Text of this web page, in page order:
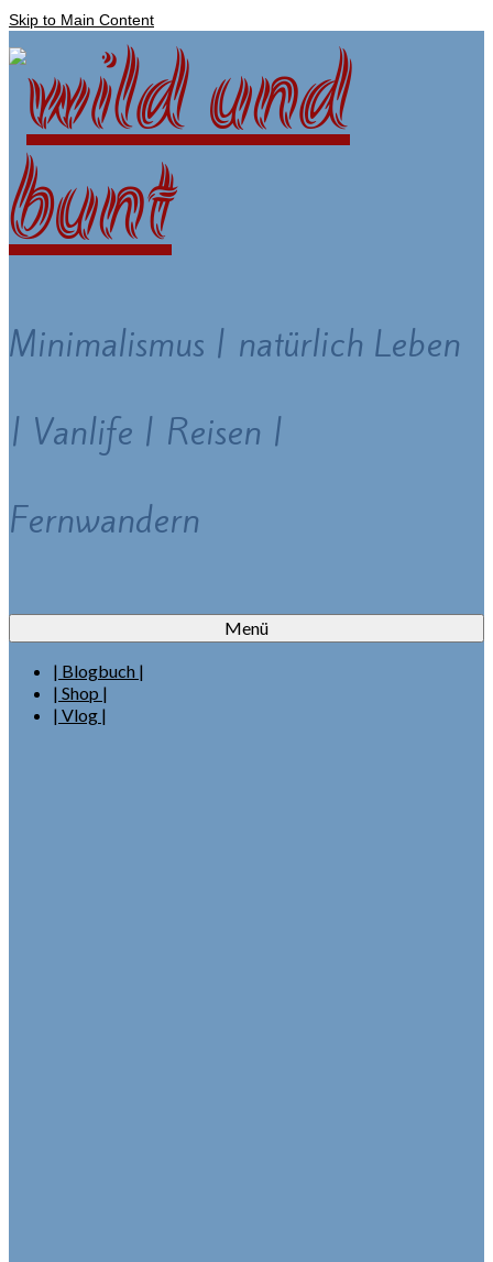
Skip to Main Content
Minimalismus | natürlich Leben
| Vanlife | Reisen |
Fernwandern
Menü
| Blogbuch |
| Shop |
| Vlog |